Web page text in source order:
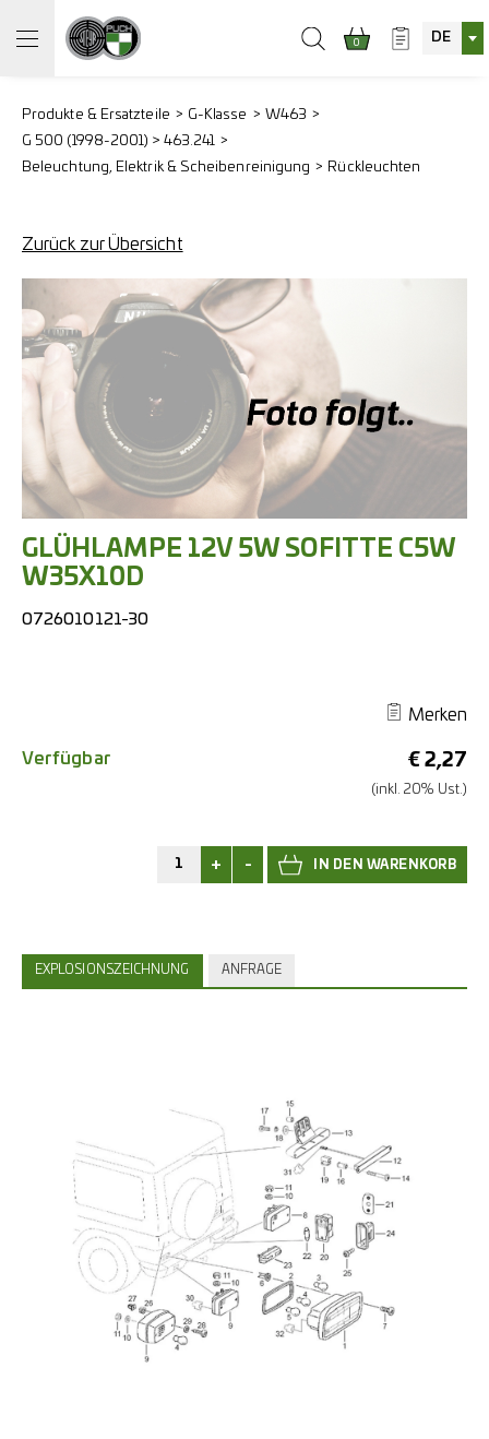
0 DE
Produkte & Ersatzteile G-Klasse
W463
G 500 (1998-2001) > 463.241
Beleuchtung, Elektrik & Scheibenreinigung
Rückleuchten
Zurück zur Übersicht
GLÜHLAMPE 12V 5W SOFITTE C5W
W35X10D
0726010121-30
Merken
€ 2,27
(inkl. 20% Ust.)
Verfügbar
+ -
EXPLOSIONSZEICHNUNG ANFRAGE